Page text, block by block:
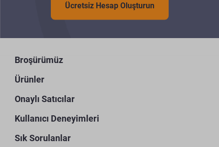
Ücretsiz Hesap Oluşturun
Broşürümüz
Ürünler
Onaylı Satıcılar
Kullanıcı Deneyimleri
Sık Sorulanlar